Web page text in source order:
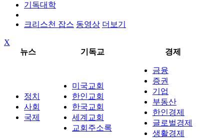
기독대학
크리스천 잡스 동영상 더보기
X
뉴스
기독교 경제
정치
사회
국제
미국교회
한인교회
한국교회
세계교회
교회주소록
금융
증권
기업
부동산
한인경제
글로벌경제
생활경제